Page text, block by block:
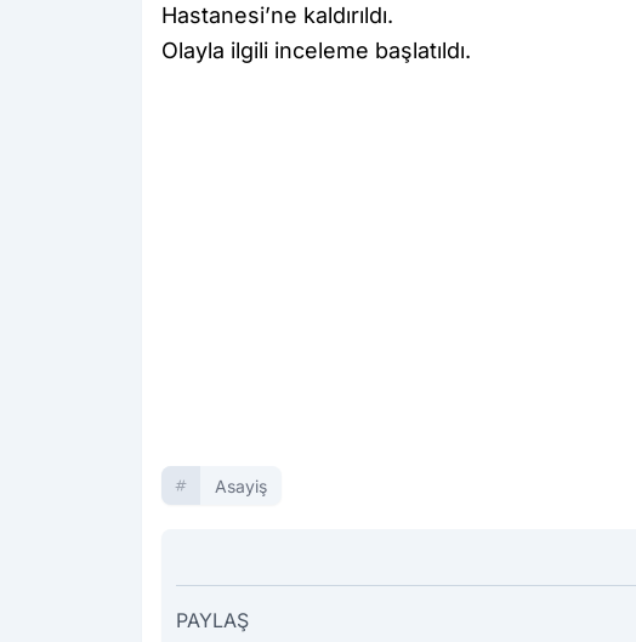
Hastanesi’ne kaldırıldı.
Olayla ilgili inceleme başlatıldı.
Asayiş
PAYLAŞ